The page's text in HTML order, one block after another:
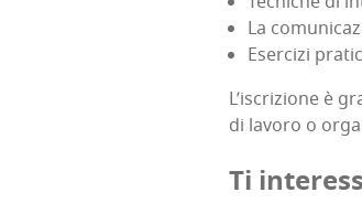
La
Eser­ci­zi
L’i­scri­zio­ne è
di lavo­ro o
Ti